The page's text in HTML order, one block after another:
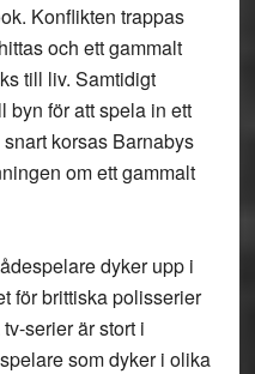
Konflikten trappas
och ett gammalt
till liv. Samtidigt
byn för att spela in ett
korsas Barnabys
om ett gammalt
dyker upp i
för brittiska polisserier
serier är stort i
som dyker i olika